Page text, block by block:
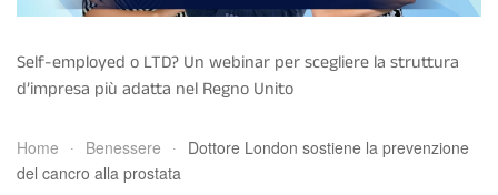
Self-employed o LTD? Un webinar per scegliere la struttura
d’impresa più adatta nel Regno Unito
Home Benessere
Dottore London sostiene la prevenzione
del cancro alla prostata